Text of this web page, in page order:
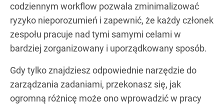
codziennym workflow pozwala zminimalizować
ryzyko nieporozumień i zapewnić, że każdy członek
zespołu pracuje nad tymi samymi celami w
bardziej zorganizowany i uporządkowany sposób.
Gdy tylko znajdziesz odpowiednie narzędzie do
zarządzania zadaniami, przekonasz się, jak
ogromną różnicę może ono wprowadzić w pracy